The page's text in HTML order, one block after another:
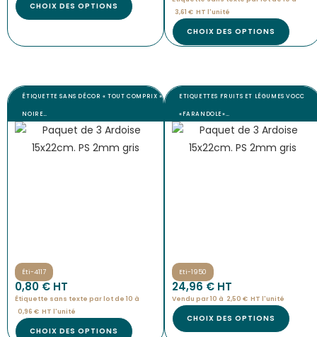
CHOIX DES OPTIONS
3,61 € HT l'unité
CHOIX DES OPTIONS
ÉTIQUETTE SANS DÉCOR « TOUT COMPRIX »
NOIRE…
Éti-4117
0,80€ HT
Étiquette sans texte par lot de 10 à
0,96 € HT l'unité
CHOIX DES OPTIONS
ETIQUETTES FRUITS ET LÉGUMES VOCC
«FARANDOLE»…
Eti-1950
24,96€ HT
Vendu par 10 à 2,50 € HT l'unité
CHOIX DES OPTIONS